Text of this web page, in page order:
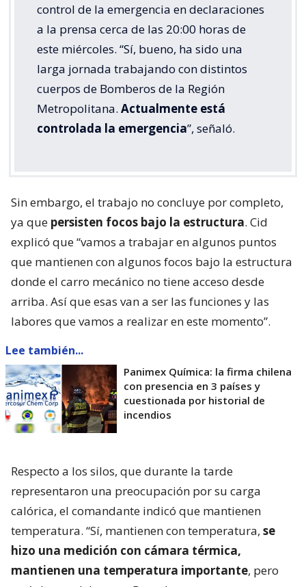
control de la emergencia en declaraciones
a la prensa cerca de las 20:00 horas de
este miércoles. “Sí, bueno, ha sido una
larga jornada trabajando con distintos
cuerpos de Bomberos de la Región
Metropolitana. Actualmente está
controlada la emergencia”, señaló.
Sin embargo, el trabajo no concluye por completo,
ya que persisten focos bajo la estructura. Cid
explicó que “vamos a trabajar en algunos puntos
que mantienen con algunos focos bajo la estructura
donde el carro mecánico no tiene acceso desde
arriba. Así que esas van a ser las funciones y las
labores que vamos a realizar en este momento”.
Lee también...
Panimex Química: la firma chilena
con presencia en 3 países y
cuestionada por historial de
incendios
Respecto a los silos, que durante la tarde
representaron una preocupación por su carga
calórica, el comandante indicó que mantienen
temperatura. “Sí, mantienen con temperatura, se
hizo una medición con cámara térmica,
mantienen una temperatura importante, pero